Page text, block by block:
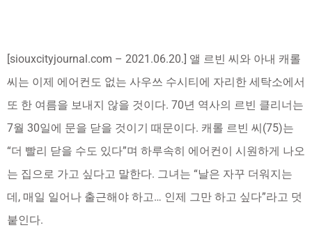
[siouxcityjournal.com – 2021.06.20.] 앨 르빈 씨와 아내 캐롤
씨는 이제 에어컨도 없는 사우쓰 수시티에 자리한 세탁소에서
또 한 여름을 보내지 않을 것이다. 70년 역사의 르빈 클리너는
7월 30일에 문을 닫을 것이기 때문이다. 캐롤 르빈 씨(75)는
“더 빨리 닫을 수도 있다”며 하루속히 에어컨이 시원하게 나오
는 집으로 가고 싶다고 말한다. 그녀는 “날은 자꾸 더워지는
데, 매일 일어나 출근해야 하고… 인제 그만 하고 싶다”라고 덧
붙인다.